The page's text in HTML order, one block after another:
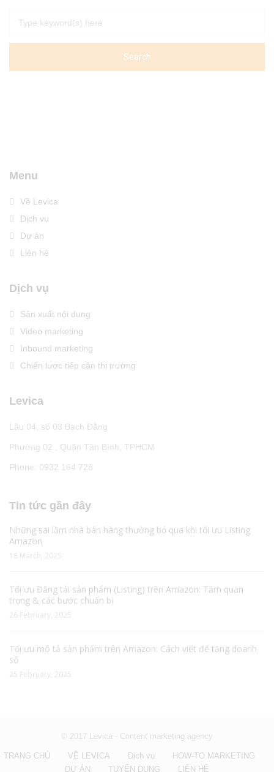
Menu
Về Levica
Dịch vụ
Dự án
Liên hệ
Dịch vụ
Sản xuất nội dung
Video marketing
Inbound marketing
Chiến lược tiếp cận thị trường
Levica
Lầu 04, số 03 Bạch Đằng
Phường 02 , Quận Tân Bình, TPHCM
Phone: 0932 164 728
Tin tức gần đây
Những sai lầm nhà bán hàng thường bỏ qua khi tối ưu Listing
Amazon
18 March, 2025
Tối ưu Đăng tải sản phẩm (Listing) trên Amazon: Tầm quan
trọng & các bước chuẩn bị
26 February, 2025
Tối ưu mô tả sản phẩm trên Amazon: Cách viết để tăng doanh
số
25 February, 2025
© 2017 Levica - Content marketing agency
TRANG CHỦ VỀ LEVICA Dịch vụ
HOW-TO MARKETING
DỰ ÁN
TUYỂN DỤNG LIÊN HỆ